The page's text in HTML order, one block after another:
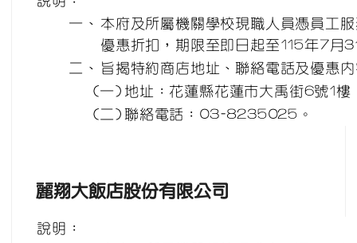
一、 本府及所屬機關學校現職人員憑員工
優惠折扣，期限至即日起至115年7月
二、
旨揭特約商店地址、聯絡電話及優惠
(一) 地址：花蓮縣花蓮市大禹街6號1樓
(二) 聯絡電話：03-8235025。
麗翔大飯店股份有限公司
說明：